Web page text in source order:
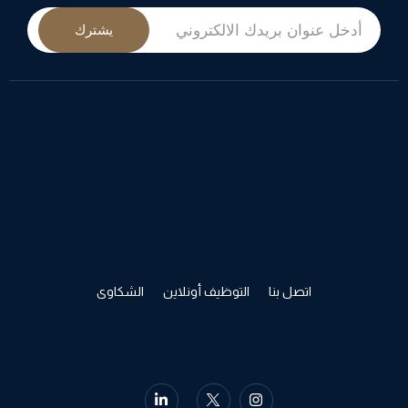
يشترك
اتصل بنا التوظيف أونلاين الشكاوى